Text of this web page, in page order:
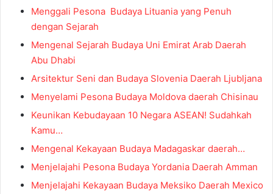
Menggali Pesona Budaya Lituania yang Penuh
dengan Sejarah
Mengenal Sejarah Budaya Uni Emirat Arab Daerah
Abu Dhabi
Arsitektur Seni dan Budaya Slovenia Daerah Ljubljana
Menyelami Pesona Budaya Moldova daerah Chisinau
Keunikan Kebudayaan 10 Negara ASEAN! Sudahkah
Kamu…
Mengenal Kekayaan Budaya Madagaskar daerah…
Menjelajahi Pesona Budaya Yordania Daerah Amman
Menjelajahi Kekayaan Budaya Meksiko Daerah Mexico